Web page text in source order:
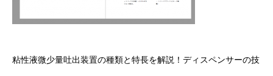
粘性液微少量吐出装置の種類と特長を解説！ディスペンサーの技